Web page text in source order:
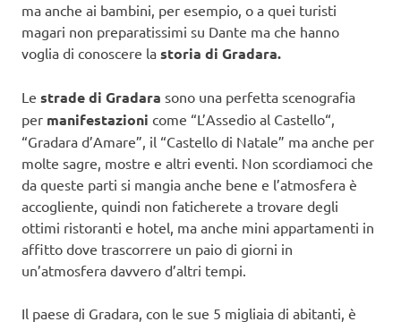
ma anche ai bambini, per esempio, o a quei turisti
magari non preparatissimi su Dante ma che hanno
voglia di conoscere la storia di Gradara.
Le strade di Gradara sono una perfetta scenografia
per manifestazioni come “L’Assedio al Castello“,
“Gradara d’Amare”, il “Castello di Natale” ma anche per
molte sagre, mostre e altri eventi. Non scordiamoci che
da queste parti si mangia anche bene e l’atmosfera è
accogliente, quindi non faticherete a trovare degli
ottimi ristoranti e hotel, ma anche mini appartamenti in
affitto dove trascorrere un paio di giorni in
un’atmosfera davvero d’altri tempi.
Il paese di Gradara, con le sue 5 migliaia di abitanti, è